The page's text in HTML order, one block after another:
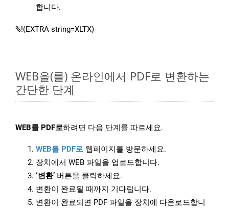
합니다.
%!(EXTRA string=XLTX)
WEB을(를) 온라인에서 PDF로 변환하는
간단한 단계
WEB를 PDF로하려면 다음 단계를 따르세요.
WEB를 PDF로 웹페이지를 방문하세요.
장치에서 WEB 파일을 업로드합니다.
‘변환’ 버튼을 클릭하세요.
변환이 완료될 때까지 기다립니다.
변환이 완료되면 PDF 파일을 장치에 다운로드합니